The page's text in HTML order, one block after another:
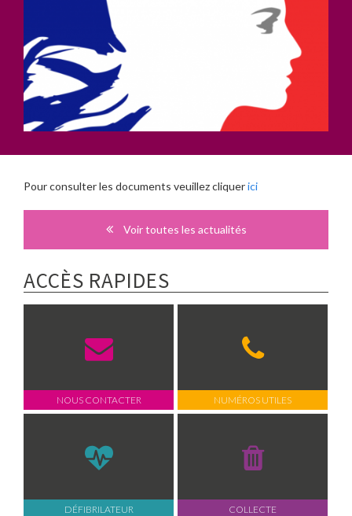
Pour consulter les documents veuillez cliquerici
Voir toutes les actualités
ACCÈS RAPIDES
NOUS CONTACTER NUMÉROS UTILES
DÉFIBRILATEUR COLLECTE